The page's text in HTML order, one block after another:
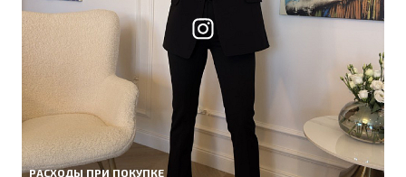
РАСХОДЫ ПРИ ПОКУПКЕ